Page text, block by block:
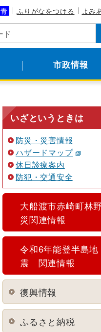
青 ふりがなをつける よみ
市政情報
いざというときは
防災・災害情報
ハザードマップ
休日診療案内
防犯・交通安全
大船渡市赤崎町林
災関連情報
令和6年能登半島地
震 関連情報
復興情報
ふるさと納税